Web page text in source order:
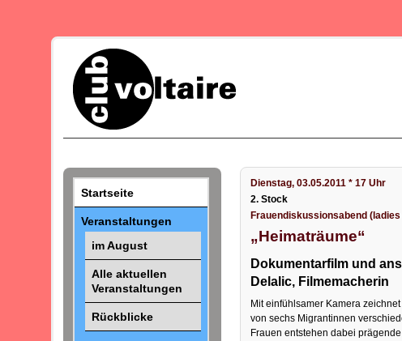
Startseite
Veranstaltungen
im August
Alle aktuellen
Veranstaltungen
Rückblicke
Dienstag, 03.05.2011 * 17 Uhr
2. Stock
Frauendiskussionsabend
„Heimaträume“
Dokumentarfilm und
Delalic, Filmemacherin
Mit einfühlsamer Kamera
von sechs Migrantinnen
Frauen entstehen dabei